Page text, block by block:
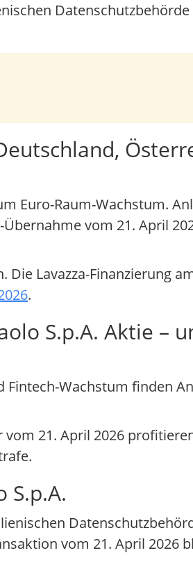
Euro-Raum-Wachstum.
vom 21. April
Lavazza-Finanzierung
.
S.p.A. Aktie –
Wachstum finden
21. April 2026
S.p.A.
vom 21. April 2026